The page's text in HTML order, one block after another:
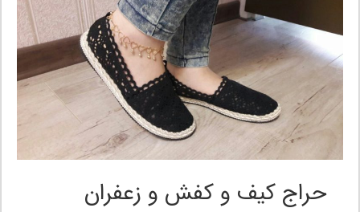
حراج کیف و کفش و زعفران